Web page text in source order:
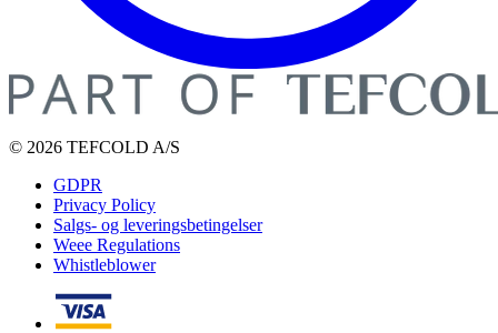
© 2026 TEFCOLD A/S
GDPR
Privacy Policy
Salgs- og leveringsbetingelser
Weee Regulations
Whistleblower